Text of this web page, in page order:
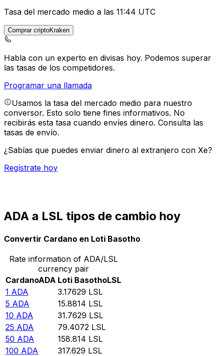
Tasa del mercado medio a las 11:44 UTC
Comprar criptoKraken
Habla con un experto en divisas hoy. Podemos superar
las tasas de los competidores.
Programar una llamada
Usamos la tasa del mercado medio para nuestro
conversor. Esto solo tiene fines informativos. No
recibirás esta tasa cuando envíes dinero. Consulta las
tasas de envío.
¿Sabías que puedes enviar dinero al extranjero con Xe?
Regístrate hoy
ADA a LSL tipos de cambio hoy
Convertir Cardano en Loti Basotho
Rate information of ADA/LSL
currency pair
CardanoADA Loti BasothoLSL
1 ADA 3.17629 LSL
5 ADA 15.8814 LSL
10 ADA 31.7629 LSL
25 ADA 79.4072 LSL
50 ADA 158.814 LSL
100 ADA 317.629 LSL